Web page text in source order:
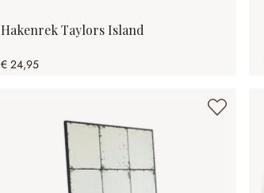
Hakenrek Taylors Island
€ 24,95